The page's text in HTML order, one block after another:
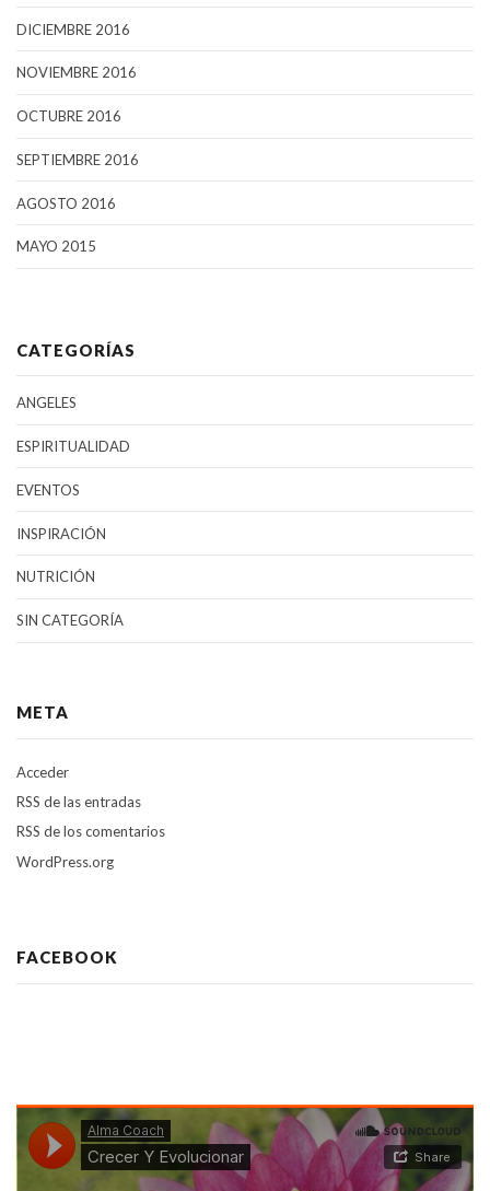
DICIEMBRE 2016
NOVIEMBRE 2016
OCTUBRE 2016
SEPTIEMBRE 2016
AGOSTO 2016
MAYO 2015
CATEGORÍAS
ANGELES
ESPIRITUALIDAD
EVENTOS
INSPIRACIÓN
NUTRICIÓN
SIN CATEGORÍA
META
Acceder
RSS de las entradas
RSS de los comentarios
WordPress.org
FACEBOOK